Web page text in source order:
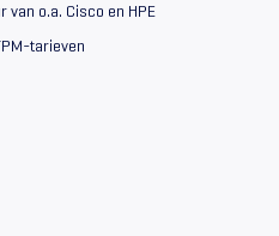
van o.a. Cisco en HPE
tarieven